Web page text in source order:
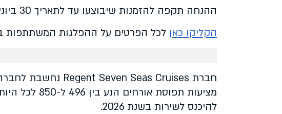
ההנחה תקפה להזמנות שיבוצעו עד לתאריך 30 ביוני 2025.
הקליקו כאן לכל הפרטים על ההפלגות המשתתפות
מציעות
להיכנס לשירות בשנת 2026.